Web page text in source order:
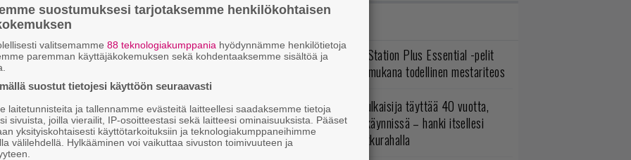
Elokuun PlayStation Plus Essential -pelit
ilmestyivät – mukana todellinen mestariteos
Rakastettu julkaisija täyttää 40 vuotta,
valtavat alet käynnissä – hanki itsellesi
klassikoita pikkurahalla
suostumuksesi tarjotaksemme henkilökohtaisen
valitsemamme 88 teknologiakumppania hyödynnämme henkilötietoja
paremman käyttäjäkokemuksen sekä kohdentaaksemme sisältöä ja
suostut tietojesi käyttöön seuraavasti
laitetunnisteita ja tallennamme evästeitä laitteellesi saadaksemme tietoja
sivuista, joilla vierailit, IP-osoitteestasi sekä laitteesi ominaisuuksista. Pääset
yksityiskohtaisesti käyttötarkoituksiin ja teknologiakumppaneihimme
välilehdellä. Hylkääminen voi vaikuttaa sivuston toimivuuteen ja